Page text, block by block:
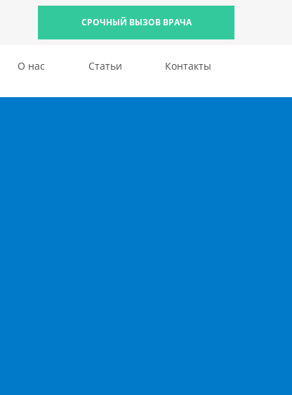
СРОЧНЫЙ ВЫЗОВ ВРАЧА
О нас Статьи Контакты